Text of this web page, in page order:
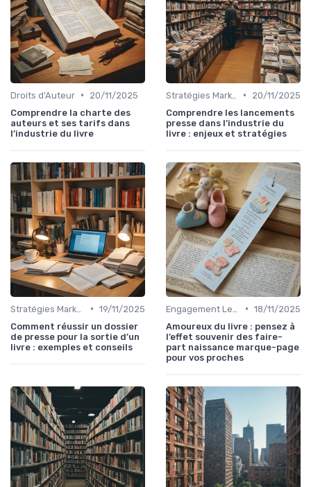
Droits d'Auteur •
20/11/2025
Comprendre la charte des
auteurs et ses tarifs dans
l’industrie du livre
•
20/11/2025
Comprendre les lancements
presse dans l’industrie du
livre : enjeux et stratégies
• 19/11/2025
Comment réussir un dossier
de presse pour la sortie d’un
livre : exemples et conseils
• 18/11/2025
Amoureux du livre : pensez à
l’effet souvenir des faire-
part naissance marque-page
pour vos proches